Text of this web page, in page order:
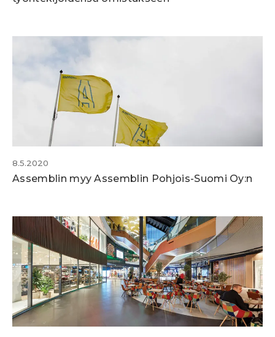
8.5.2020
Assemblin myy Assemblin Pohjois-Suomi Oy:n